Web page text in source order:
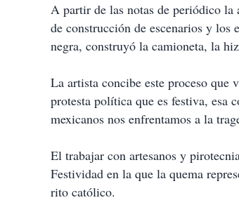
A partir de las notas de periódico la
de construcción de escenarios y
negra, construyó la camioneta, la
La artista concibe este proceso que
protesta política que es festiva, esa
mexicanos nos enfrentamos a la
El trabajar con artesanos y
Festividad en la que la quema
rito católico.